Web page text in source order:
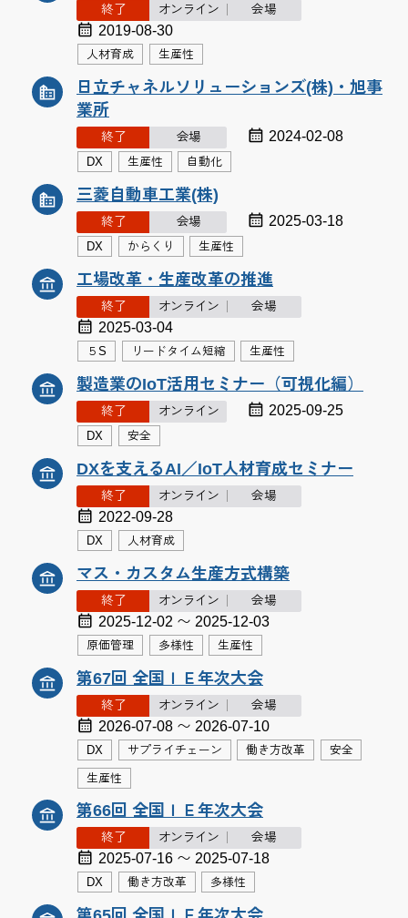
終了 オンライン 会場
2019-08-30
人材育成 生産性
日立チャネルソリューションズ(株)・旭事
業所
終了 会場 2024-02-08
DX 生産性 自動化
三菱自動車工業(株)
終了 会場 2025-03-18
DX からくり 生産性
工場改革・生産改革の推進
終了 オンライン 会場
2025-03-04
５S リードタイム短縮 生産性
製造業のIoT活用セミナー（可視化編）
終了 オンライン 2025-09-25
DX 安全
DXを支えるAI／IoT人材育成セミナー
終了 オンライン 会場
2022-09-28
DX 人材育成
マス・カスタム生産方式構築
終了 オンライン 会場
2025-12-02 〜 2025-12-03
原価管理 多様性 生産性
第67回 全国ＩＥ年次大会
終了 オンライン 会場
2026-07-08 〜 2026-07-10
DX サプライチェーン 働き方改革 安全
生産性
第66回 全国ＩＥ年次大会
終了 オンライン 会場
2025-07-16 〜 2025-07-18
DX 働き方改革 多様性